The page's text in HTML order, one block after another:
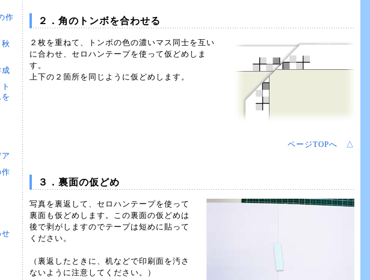
作 ２．角のトンボを合わせる
２枚を重ねて、トンボの色の濃いマス同士を互い
に合わせ、セロハンテープを使って仮どめしま
す。
上下の２箇所を同じように仮どめします。
ページTOPへ △
３．裏面の仮どめ
写真を裏返して、セロハンテープを使って
裏面も仮どめします。この裏面の仮どめは
後で剥がしますのでテープは短めに貼って
ください。
（裏返したときに、机などで印刷面を汚さ
ないように注意してください。）